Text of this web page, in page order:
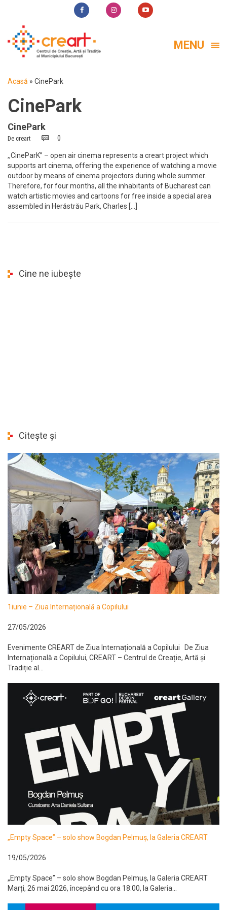
MENU
Acasă » CinePark
CinePark
CinePark
De creart 0
,,CineParK” – open air cinema represents a creart project which
supports art cinema, offering the experience of watching a movie
outdoor by means of cinema projectors during whole summer.
Therefore, for four months, all the inhabitants of Bucharest can
watch artistic movies and cartoons for free inside a special area
assembled in Herăstrău Park, Charles […]
Cine ne iubește
Citește și
1iunie – Ziua Internațională a Copilului
27/05/2026
Evenimente CREART de Ziua Internațională a Copilului De Ziua
Internațională a Copilului, CREART – Centrul de Creație, Artă și
Tradiție al...
„Empty Space” – solo show Bogdan Pelmuș, la Galeria CREART
19/05/2026
„Empty Space” – solo show Bogdan Pelmuș, la Galeria CREART
Marți, 26 mai 2026, începând cu ora 18:00, la Galeria...